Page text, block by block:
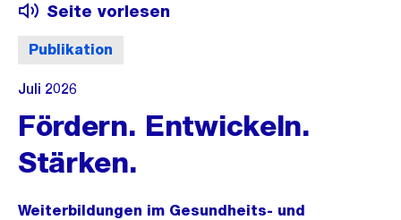
Publikation
Seite vorlesen
Juli 2026
Fördern. Entwickeln.
Stärken.
Weiterbildungen im Gesundheits- und